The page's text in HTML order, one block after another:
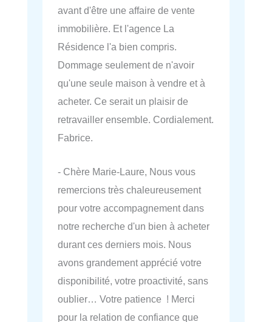
avant d'être une affaire de vente
immobilière. Et l'agence La
Résidence l'a bien compris.
Dommage seulement de n'avoir
qu'une seule maison à vendre et à
acheter. Ce serait un plaisir de
retravailler ensemble. Cordialement.
Fabrice.
- Chère Marie-Laure, Nous vous
remercions très chaleureusement
pour votre accompagnement dans
notre recherche d'un bien à acheter
durant ces derniers mois. Nous
avons grandement apprécié votre
disponibilité, votre proactivité, sans
oublier… Votre patience ! Merci
pour la relation de confiance que